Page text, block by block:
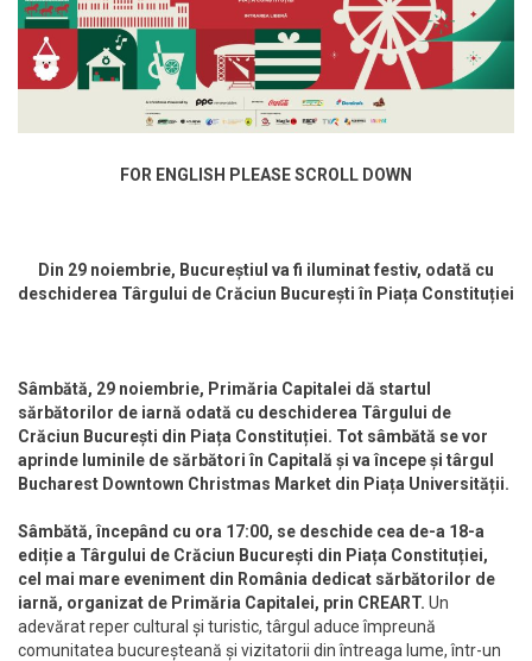
FOR ENGLISH PLEASE SCROLL DOWN
Din 29 noiembrie, Bucureștiul va fi iluminat festiv, odată cu
deschiderea Târgului de Crăciun București în Piața Constituției
Sâmbătă, 29 noiembrie, Primăria Capitalei dă startul
sărbătorilor de iarnă odată cu deschiderea Târgului de
Crăciun București din Piața Constituției. Tot sâmbătă se vor
aprinde luminile de sărbători în Capitală și va începe și târgul
Bucharest Downtown Christmas Market din Piața Universității.
Sâmbătă, începând cu ora 17:00, se deschide cea de-a 18-a
ediție a Târgului de Crăciun București din Piața Constituției,
cel mai mare eveniment din România dedicat sărbătorilor de
iarnă, organizat de Primăria Capitalei, prin CREART. Un
adevărat reper cultural și turistic, târgul aduce împreună
comunitatea bucureșteană și vizitatorii din întreaga lume, într-un